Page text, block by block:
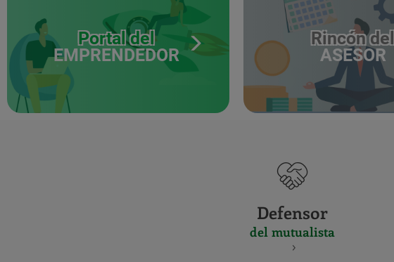
Portal del
EMPRENDEDOR
Rincón del
ASESOR
Defensor
del mutualista